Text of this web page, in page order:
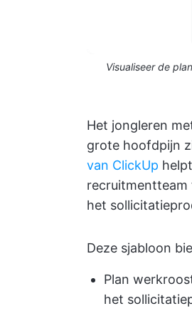
Visualiseer de
Het jongleren
grote hoofdpijn
van ClickUp
recruitmentteam
het
Deze sjabloon
Plan
het